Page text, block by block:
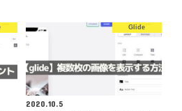
Glide
2020.10.5